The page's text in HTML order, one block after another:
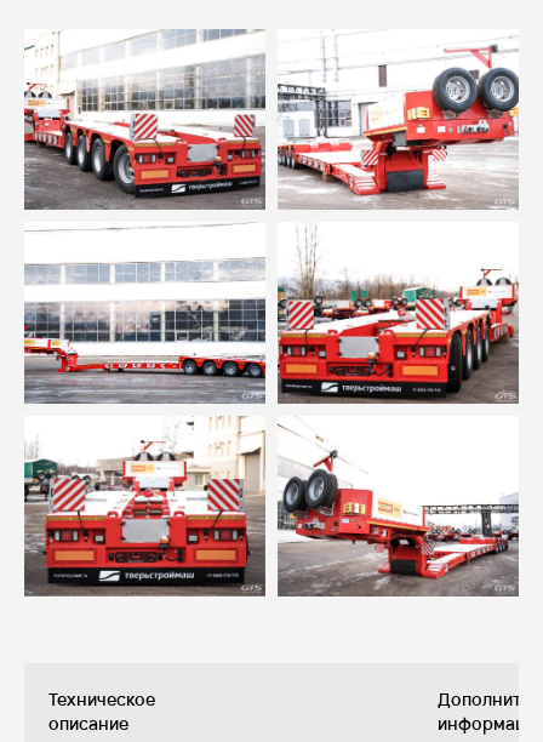
Техническое
описание
информация